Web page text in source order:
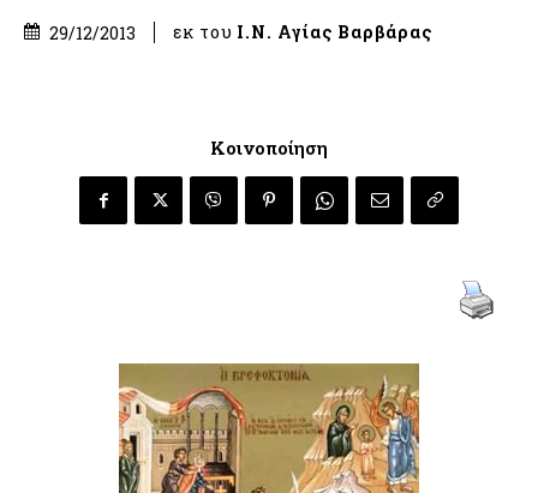
29/12/2013 εκ του Ι.Ν. Αγίας Βαρβάρας
Κοινοποίηση